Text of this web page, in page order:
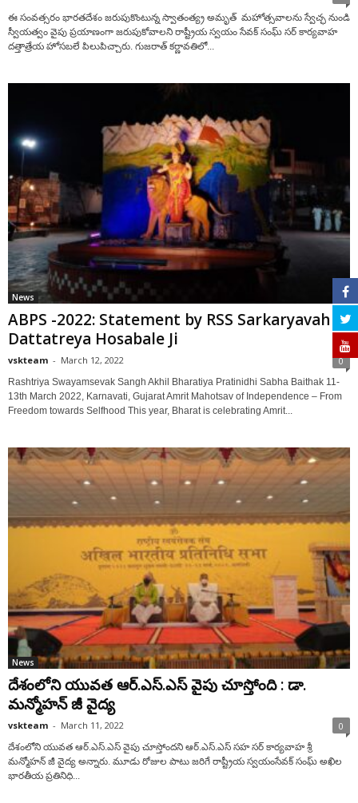
ఈ సంవత్సరం భారతదేశం జరుపుకొంటున్న స్వాతంత్య్ర అమృత్ మహోత్సవాల‌ను స్వేచ్ఛ నుండి
స్వీయత్వం వైపు ప్రయాణంగా జరుపుకోవాలని రాష్ట్రీయ స్వయం సేవక్ సంఘ్ సర్ కార్యవాహ
దత్తాత్రేయ హోసబలే పిలుపిచ్చారు. గుజరాత్ కర్ణావతిలో...
News
ABPS -2022: Statement by RSS Sarkaryavah
Dattatreya Hosabale Ji
vskteam - March 12, 2022 0
Rashtriya Swayamsevak Sangh Akhil Bharatiya Pratinidhi Sabha Baithak 11-
13th March 2022, Karnavati, Gujarat Amrit Mahotsav of Independence – From
Freedom towards Selfhood This year, Bharat is celebrating Amrit...
News
దేశంలోని యువత ఆర్‌.ఎస్‌.ఎస్ వైపు చూస్తోంది : డా.
మన్మోహన్ జీ వైద్య
vskteam - March 11, 2022 0
దేశంలోని యువ‌త ఆర్‌.ఎస్.ఎస్ వైపు చూస్తోంద‌ని ఆర్‌.ఎస్‌.ఎస్ స‌హ స‌ర్ కార్య‌వాహ శ్రీ
మ‌న్మోహ‌న్ జీ వైద్య అన్నారు. మూడు రోజుల పాటు జ‌రిగే రాష్ట్రీయ స్వ‌యంసేవ‌క్ సంఘ్ అఖిల
భారతీయ ప్రతినిధి...